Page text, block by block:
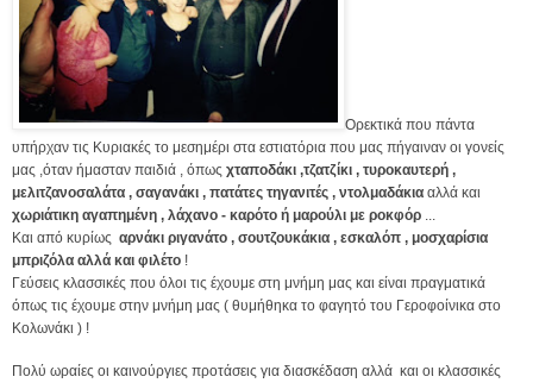
Ορεκτικά που πάντα
υπήρχαν τις Κυριακές το μεσημέρι στα εστιατόρια που μας πήγαιναν οι γονείς
μας ,όταν ήμασταν παιδιά , όπως χταποδάκι ,τζατζίκι , τυροκαυτερή ,
μελιτζανοσαλάτα , σαγανάκι , πατάτες τηγανιτές , ντολμαδάκια αλλά και
χωριάτικη αγαπημένη , λάχανο - καρότο ή μαρούλι με ροκφόρ
Και από κυρίως αρνάκι ριγανάτο , σουτζουκάκια , εσκαλόπ , μοσχαρίσια
μπριζόλα αλλά και φιλέτο !
Γεύσεις κλασσικές που όλοι τις έχουμε στη μνήμη μας και είναι πραγματικά
όπως τις έχουμε στην μνήμη μας ( θυμήθηκα το φαγητό του Γεροφοίνικα στο
Κολωνάκι ) !
Πολύ ωραίες οι καινούργιες προτάσεις για διασκέδαση αλλά και οι κλασσικές